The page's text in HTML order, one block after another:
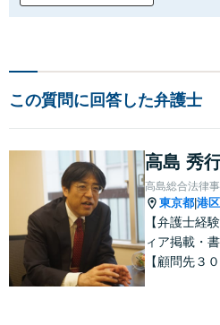
この質問に回答した弁護士
高島 秀
高島総合法律
東京都 港区
【弁護士経
ィア掲載・
【顧問先３